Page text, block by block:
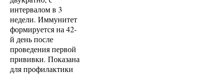
интервалом в 3
недели. Иммунитет
формируется на 42-
й день после
проведения первой
прививки. Показана
для профилактики